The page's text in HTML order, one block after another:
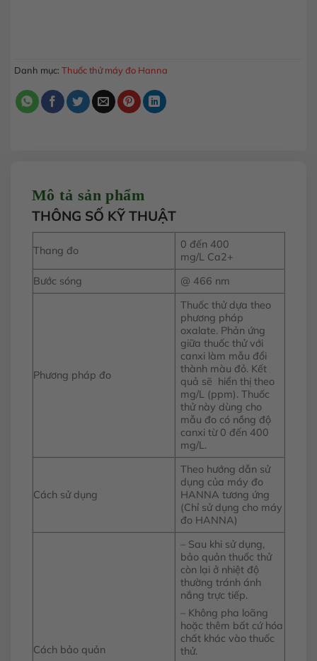
Danh mục: Thuốc thử máy đo Hanna
Mô tả sản phẩm
THÔNG SỐ KỸ THUẬT
Thang đo
0 đến 400
mg/L Ca2+
Bước sóng
@ 466 nm
Phương pháp đo
Thuốc thử dựa theo
phương pháp
oxalate. Phản ứng
giữa thuốc thử với
canxi làm mẫu đổi
thành màu đỏ. Kết
quả sẽ hiển thị theo
mg/L (ppm). Thuốc
thử này dùng cho
mẫu đo có nồng độ
canxi từ 0 đến 400
mg/L.
Cách sử dụng
Theo hướng dẫn sử
dụng của máy đo
HANNA tương ứng
(Chỉ sử dụng cho máy
đo HANNA)
Cách bảo quản
– Sau khi sử dụng,
bảo quản thuốc thử
còn lại ở nhiệt độ
thường tránh ánh
nắng trực tiếp.
– Không pha loãng
hoặc thêm bất cứ hóa
chất khác vào thuốc
thử.